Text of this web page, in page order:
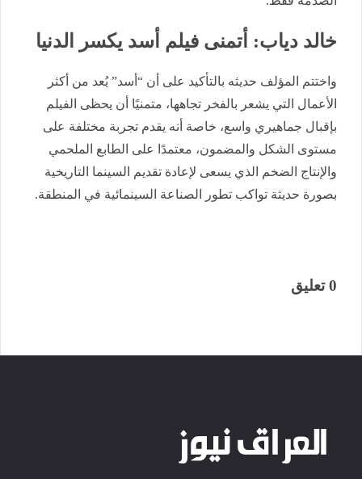
خالد دياب: أتمنى فيلم أسد يكسر الدنيا
واختتم المؤلف حديثه بالتأكيد على أن “أسد” يُعد من أكثر
الأعمال التي يشعر بالفخر تجاهها، متمنيًا أن يحظى الفيلم
بإقبال جماهيري واسع، خاصة أنه يقدم تجربة مختلفة على
مستوى الشكل والمضمون، معتمدًا على الطابع الملحمي
والإنتاج الضخم الذي يسعى لإعادة تقديم السينما التاريخية
بصورة حديثة تواكب تطور الصناعة السينمائية في المنطقة.
0 تعليق